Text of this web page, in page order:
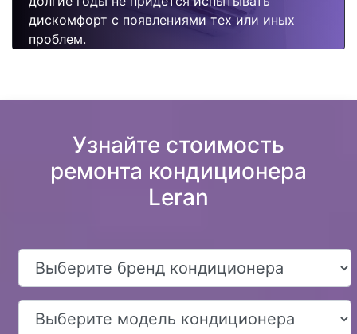
дискомфорт с появлениями тех или иных
проблем.
Узнайте стоимость
ремонта кондиционера
Leran